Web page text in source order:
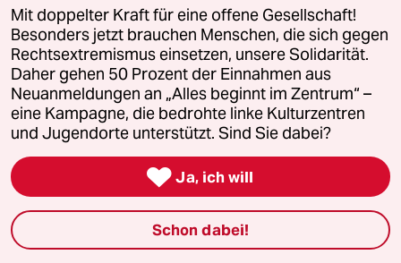
wird, was zu Lungenkrankheiten führt.
Eine Studie der Unternehmensberatung McKinsey
findet außerdem, dass das weltweite
Wirtschaftsprodukt um 28 Billionen Dollar höher
liegen könnte, wenn Frauen „gleichberechtigt am
Arbeitsmarkt“ teilnehmen könnten. Dieses
zusätzliche Kapital, so die Hoffnung, würde
ausreichen, um die Kosten für den Klimaschutz
von geschätzten 600 Milliarden Dollar im Jahr
2020 aufzubringen.
Mit doppelter Kraft für eine offene Gesellschaft!
Besonders jetzt brauchen Menschen, die sich gegen
Rechtsextremismus einsetzen, unsere Solidarität.
Daher gehen 50 Prozent der Einnahmen aus
Neuanmeldungen an „Alles beginnt im Zentrum“ –
eine Kampagne, die bedrohte linke Kulturzentren
und Jugendorte unterstützt. Sind Sie dabei?
 Ja, ich will
Schon dabei!